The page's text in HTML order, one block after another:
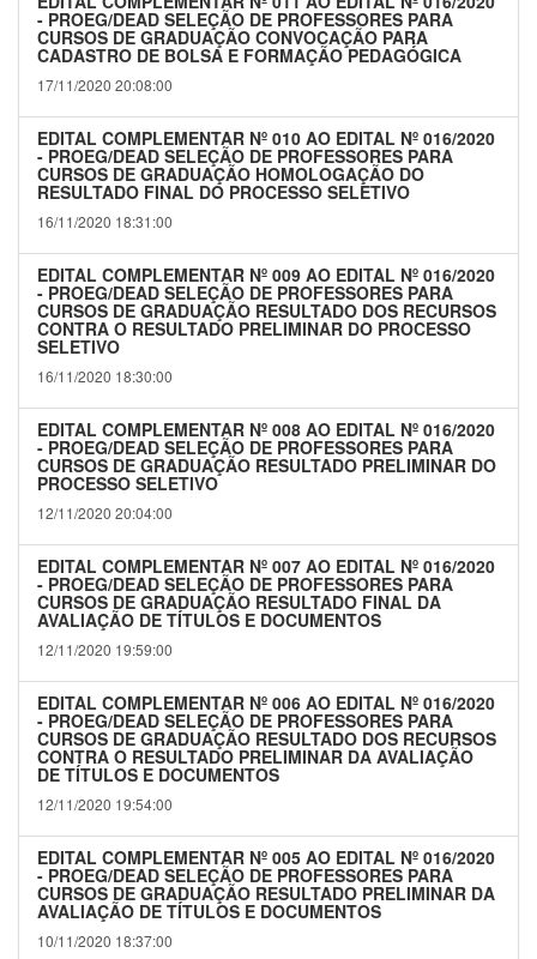
- PROEG/DEAD SELEÇÃO DE PROFESSORES PARA
CURSOS DE GRADUAÇÃO CONVOCAÇÃO PARA
CADASTRO DE BOLSA E FORMAÇÃO PEDAGÓGICA
17/11/2020 20:08:00
EDITAL COMPLEMENTAR Nº 010 AO EDITAL Nº 016/2020
- PROEG/DEAD SELEÇÃO DE PROFESSORES PARA
CURSOS DE GRADUAÇÃO HOMOLOGAÇÃO DO
RESULTADO FINAL DO PROCESSO SELETIVO
16/11/2020 18:31:00
EDITAL COMPLEMENTAR Nº 009 AO EDITAL Nº 016/2020
- PROEG/DEAD SELEÇÃO DE PROFESSORES PARA
CURSOS DE GRADUAÇÃO RESULTADO DOS RECURSOS
CONTRA O RESULTADO PRELIMINAR DO PROCESSO
SELETIVO
16/11/2020 18:30:00
EDITAL COMPLEMENTAR Nº 008 AO EDITAL Nº 016/2020
- PROEG/DEAD SELEÇÃO DE PROFESSORES PARA
CURSOS DE GRADUAÇÃO RESULTADO PRELIMINAR DO
PROCESSO SELETIVO
12/11/2020 20:04:00
EDITAL COMPLEMENTAR Nº 007 AO EDITAL Nº 016/2020
- PROEG/DEAD SELEÇÃO DE PROFESSORES PARA
CURSOS DE GRADUAÇÃO RESULTADO FINAL DA
AVALIAÇÃO DE TÍTULOS E DOCUMENTOS
12/11/2020 19:59:00
EDITAL COMPLEMENTAR Nº 006 AO EDITAL Nº 016/2020
- PROEG/DEAD SELEÇÃO DE PROFESSORES PARA
CURSOS DE GRADUAÇÃO RESULTADO DOS RECURSOS
CONTRA O RESULTADO PRELIMINAR DA AVALIAÇÃO
DE TÍTULOS E DOCUMENTOS
12/11/2020 19:54:00
EDITAL COMPLEMENTAR Nº 005 AO EDITAL Nº 016/2020
- PROEG/DEAD SELEÇÃO DE PROFESSORES PARA
CURSOS DE GRADUAÇÃO RESULTADO PRELIMINAR DA
AVALIAÇÃO DE TÍTULOS E DOCUMENTOS
10/11/2020 18:37:00